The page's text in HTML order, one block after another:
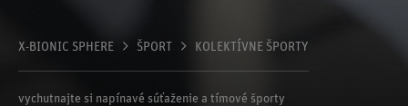
X-BIONIC SPHERE ŠPORT KOLEKTÍVNE ŠPORTY
vychutnajte si napínavé súťaženie a tímové športy